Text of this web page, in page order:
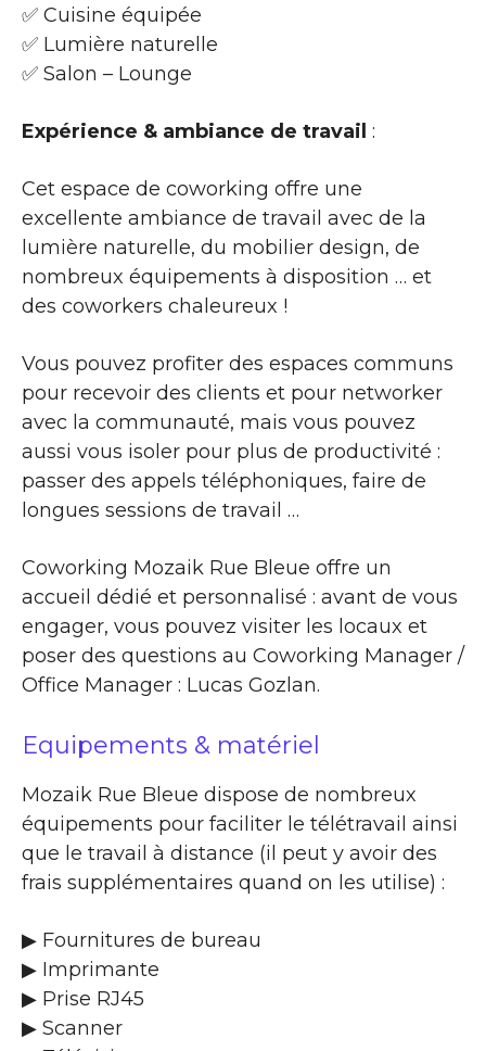
✅ Cuisine équipée
✅ Lumière naturelle
✅ Salon – Lounge
Expérience & ambiance de travail :
Cet espace de coworking offre une
excellente ambiance de travail avec de la
lumière naturelle, du mobilier design, de
nombreux équipements à disposition … et
des coworkers chaleureux !
Vous pouvez profiter des espaces communs
pour recevoir des clients et pour networker
avec la communauté, mais vous pouvez
aussi vous isoler pour plus de productivité :
passer des appels téléphoniques, faire de
longues sessions de travail …
Coworking Mozaik Rue Bleue offre un
accueil dédié et personnalisé : avant de vous
engager, vous pouvez visiter les locaux et
poser des questions au Coworking Manager /
Office Manager : Lucas Gozlan.
Equipements & matériel
Mozaik Rue Bleue dispose de nombreux
équipements pour faciliter le télétravail ainsi
que le travail à distance (il peut y avoir des
frais supplémentaires quand on les utilise) :
▶ Fournitures de bureau
▶ Imprimante
▶ Prise RJ45
▶ Scanner